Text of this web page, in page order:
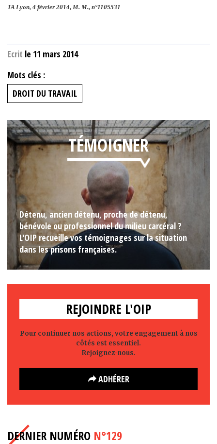
TA Lyon, 4 février 2014, M. M., n°1105531
Ecrit le 11 mars 2014
Mots clés :
DROIT DU TRAVAIL
TÉMOIGNER
Détenu, ancien détenu, proche de détenu,
bénévole ou professionnel du milieu carcéral ?
L'OIP recueille vos témoignages sur la situation
dans les prisons françaises.
REJOINDRE L'OIP
Pour continuer nos actions, votre engagement à nos
côtés est essentiel.
Rejoignez-nous.
ADHÉRER
DERNIER NUMÉRO N°129